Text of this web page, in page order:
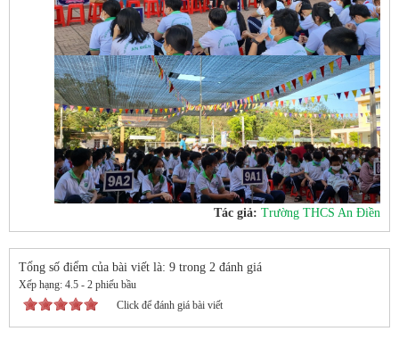
Tác giả: Trường THCS An Điền
Tổng số điểm của bài viết là: 9 trong 2 đánh giá
Xếp hạng: 4.5 - 2 phiếu bầu
Click để đánh giá bài viết